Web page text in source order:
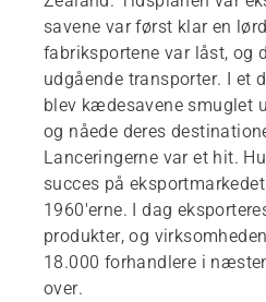
savene var først klar en
fabriksportene var låst, og
udgående transporter. I et
blev kædesavene smuglet
og nåede deres
Lanceringerne var et hit.
succes på
1960'erne. I dag
produkter, og
18.000 forhandlere i
over.